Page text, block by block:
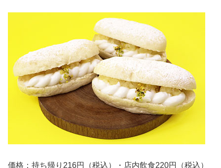
価格：持ち帰り216円（税込）・店内飲食220円（税込）